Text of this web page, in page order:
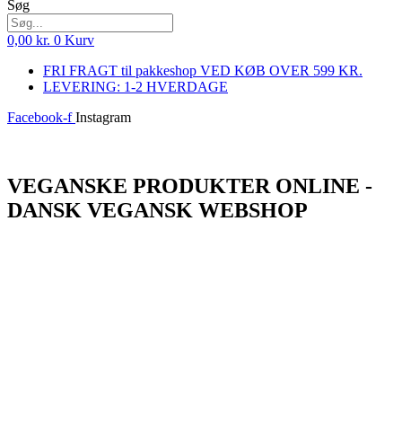
Søg
0,00 kr. 0 Kurv
FRI FRAGT til pakkeshop VED KØB OVER 599 KR.
LEVERING: 1-2 HVERDAGE
Facebook-f Instagram
VEGANSKE PRODUKTER ONLINE -
DANSK VEGANSK WEBSHOP